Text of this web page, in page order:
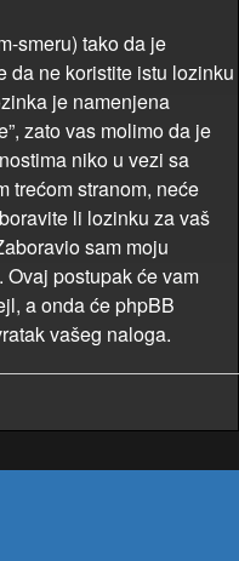
smeru) tako da je
da ne koristite istu lozinku
je namenjena
zato vas molimo da je
niko u vezi sa
trećom stranom, neće
li lozinku za vaš
sam moju
Ovaj postupak će vam
a onda će phpBB
vašeg naloga.